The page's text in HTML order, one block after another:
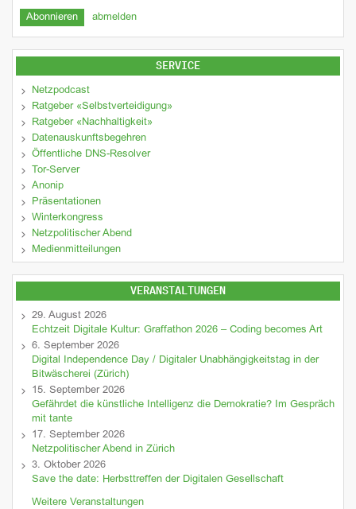
abmelden
SERVICE
Netzpodcast
Ratgeber «Selbstverteidigung»
Ratgeber «Nachhaltigkeit»
Datenauskunftsbegehren
Öffentliche DNS-Resolver
Tor-Server
Anonip
Präsentationen
Winterkongress
Netzpolitischer Abend
Medienmitteilungen
VERANSTALTUNGEN
29. August 2026
Echtzeit Digitale Kultur: Graffathon 2026 – Coding becomes Art
6. September 2026
Digital Independence Day / Digitaler Unabhängigkeitstag in der
Bitwäscherei (Zürich)
15. September 2026
Gefährdet die künstliche Intelligenz die Demokratie? Im Gespräch
mit tante
17. September 2026
Netzpolitischer Abend in Zürich
3. Oktober 2026
Save the date: Herbsttreffen der Digitalen Gesellschaft
Weitere Veranstaltungen